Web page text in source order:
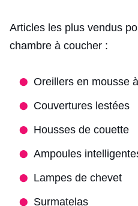
Articles les plus vendus
chambre à coucher :
Oreillers en mousse
Couvertures lestées
Housses de couette
Ampoules
Lampes de chevet
Surmatelas